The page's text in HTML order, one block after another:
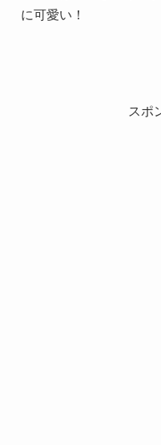
に可愛い！
スポ